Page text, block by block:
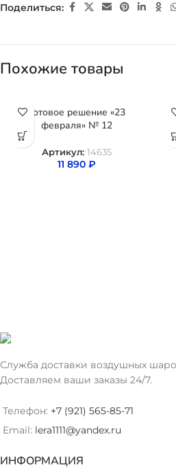
Поделиться:
Похожие товары
Готовое решение «23
февраля» № 12
Артикул: 14635
11 890 ₽
Служба доставки воздушных
Доставляем ваши заказы 24/7.
Телефон: +7 (921) 565-85-71
Email: lera1111@yandex.ru
ИНФОРМАЦИЯ